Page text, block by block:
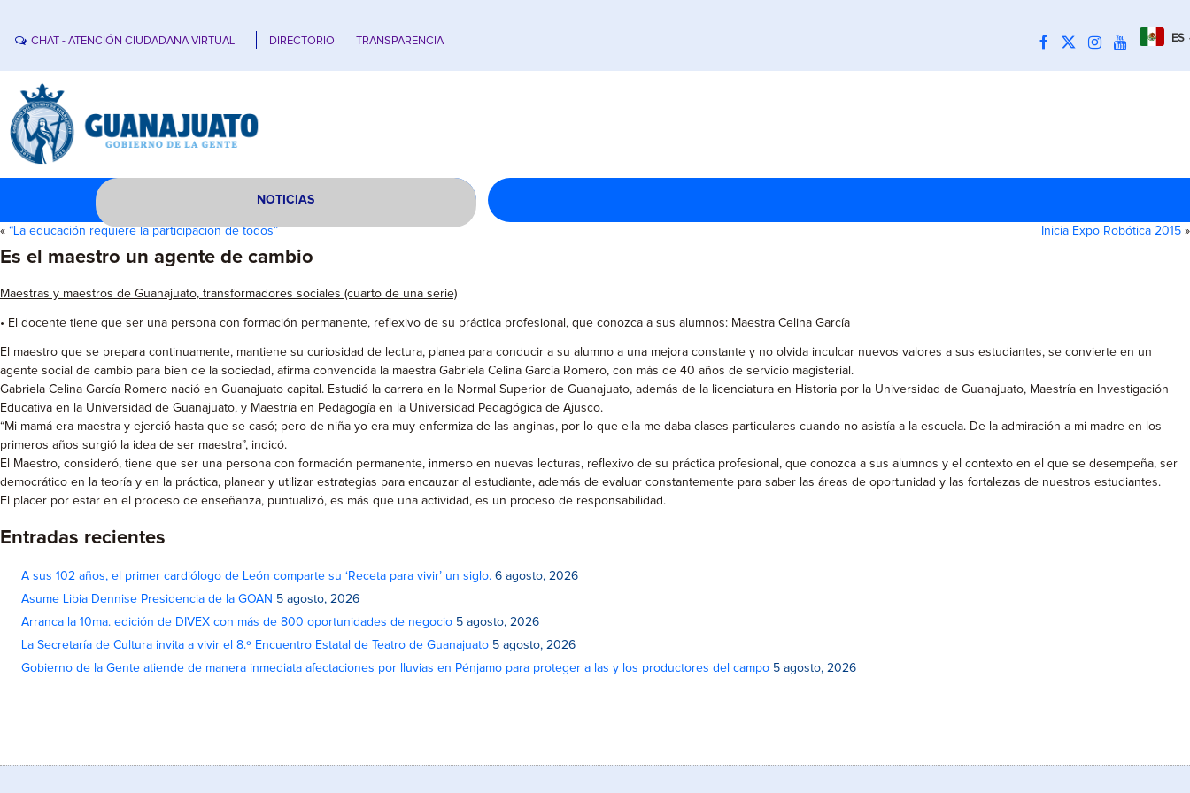
CHAT - ATENCIÓN CIUDADANA VIRTUAL DIRECTORIO TRANSPARENCIA ES
NOTICIAS
« “La educación requiere la participación de todos” Inicia Expo Robótica 2015 »
Es el maestro un agente de cambio
Maestras y maestros de Guanajuato, transformadores sociales (cuarto de una serie)
• El docente tiene que ser una persona con formación permanente, reflexivo de su práctica profesional, que conozca a sus alumnos: Maestra Celina García
El maestro que se prepara continuamente, mantiene su curiosidad de lectura, planea para conducir a su alumno a una mejora constante y no olvida inculcar nuevos valores a sus estudiantes, se convierte en un
agente social de cambio para bien de la sociedad, afirma convencida la maestra Gabriela Celina García Romero, con más de 40 años de servicio magisterial.
Gabriela Celina García Romero nació en Guanajuato capital. Estudió la carrera en la Normal Superior de Guanajuato, además de la licenciatura en Historia por la Universidad de Guanajuato, Maestría en Investigación
Educativa en la Universidad de Guanajuato, y Maestría en Pedagogía en la Universidad Pedagógica de Ajusco.
“Mi mamá era maestra y ejerció hasta que se casó; pero de niña yo era muy enfermiza de las anginas, por lo que ella me daba clases particulares cuando no asistía a la escuela. De la admiración a mi madre en los
primeros años surgió la idea de ser maestra”, indicó.
El Maestro, consideró, tiene que ser una persona con formación permanente, inmerso en nuevas lecturas, reflexivo de su práctica profesional, que conozca a sus alumnos y el contexto en el que se desempeña, ser
democrático en la teoría y en la práctica, planear y utilizar estrategias para encauzar al estudiante, además de evaluar constantemente para saber las áreas de oportunidad y las fortalezas de nuestros estudiantes.
El placer por estar en el proceso de enseñanza, puntualizó, es más que una actividad, es un proceso de responsabilidad.
Entradas recientes
A sus 102 años, el primer cardiólogo de León comparte su ‘Receta para vivir’ un siglo. 6 agosto, 2026
Asume Libia Dennise Presidencia de la GOAN 5 agosto, 2026
Arranca la 10ma. edición de DIVEX con más de 800 oportunidades de negocio 5 agosto, 2026
La Secretaría de Cultura invita a vivir el 8.º Encuentro Estatal de Teatro de Guanajuato 5 agosto, 2026
Gobierno de la Gente atiende de manera inmediata afectaciones por lluvias en Pénjamo para proteger a las y los productores del campo 5 agosto, 2026